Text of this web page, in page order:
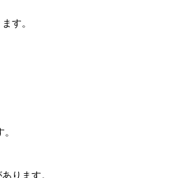
す。
ります。